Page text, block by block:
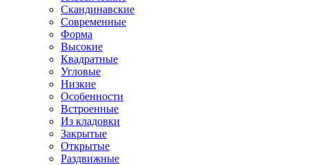
Скандинавские
Современные
Форма
Высокие
Квадратные
Угловые
Низкие
Особенности
Встроенные
Из кладовки
Закрытые
Открытые
Раздвижные